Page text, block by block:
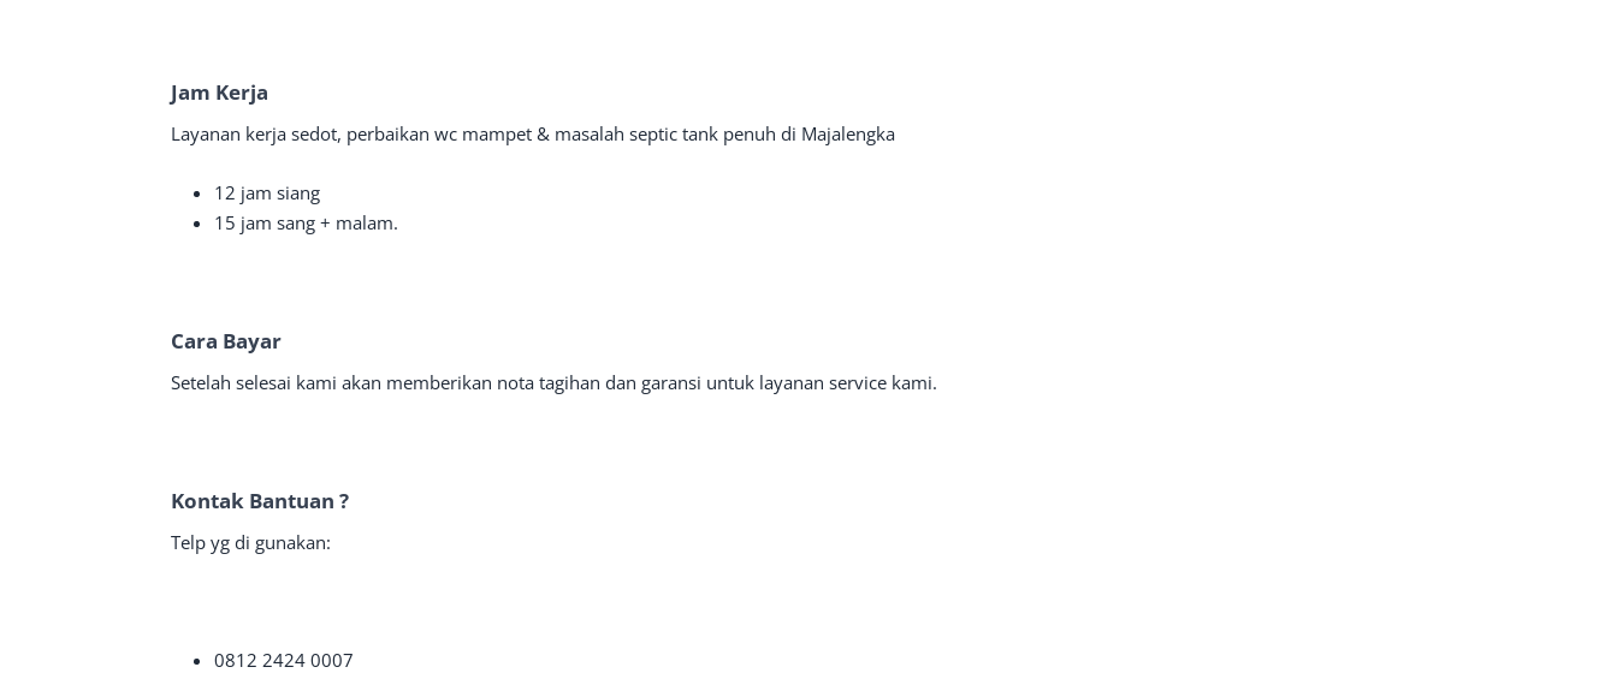
Jam Kerja
Layanan kerja sedot, perbaikan wc mampet & masalah septic tank penuh di Majalengka
12 jam siang
15 jam sang + malam.
Cara Bayar
Setelah selesai kami akan memberikan nota tagihan dan garansi untuk layanan service kami.
Kontak Bantuan ?
Telp yg di gunakan:
0812 2424 0007